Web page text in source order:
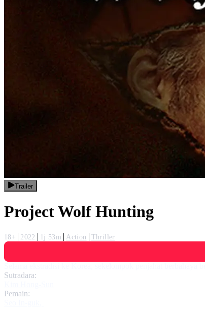
Trailer
Project Wolf Hunting
18+ 2022 1j 53m Action
Thriller
Sutradara:
Pemain: